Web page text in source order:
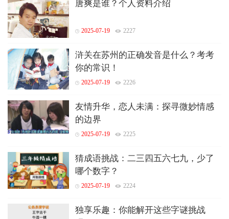
唐爽是谁？个人资料介绍
2025-07-19 2227
浒关在苏州的正确发音是什么？考考
你的常识！
2025-07-19 2226
友情升华，恋人未满：探寻微妙情感
的边界
2025-07-19 2225
猜成语挑战：二三四五六七九，少了
哪个数字？
2025-07-19 2224
独享乐趣：你能解开这些字谜挑战